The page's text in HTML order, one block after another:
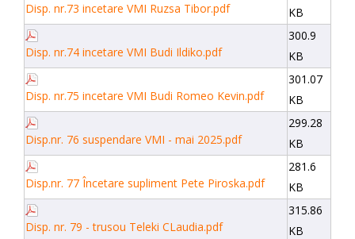
Disp. nr.73 incetare VMI Ruzsa Tibor.pdf
KB
Disp. nr.74 incetare VMI Budi Ildiko.pdf
300.9
KB
Disp. nr.75 incetare VMI Budi Romeo Kevin.pdf
301.07
KB
Disp.nr. 76 suspendare VMI - mai 2025.pdf
299.28
KB
Disp.nr. 77 Încetare supliment Pete Piroska.pdf
281.6
KB
Disp. nr. 79 - trusou Teleki CLaudia.pdf
315.86
KB